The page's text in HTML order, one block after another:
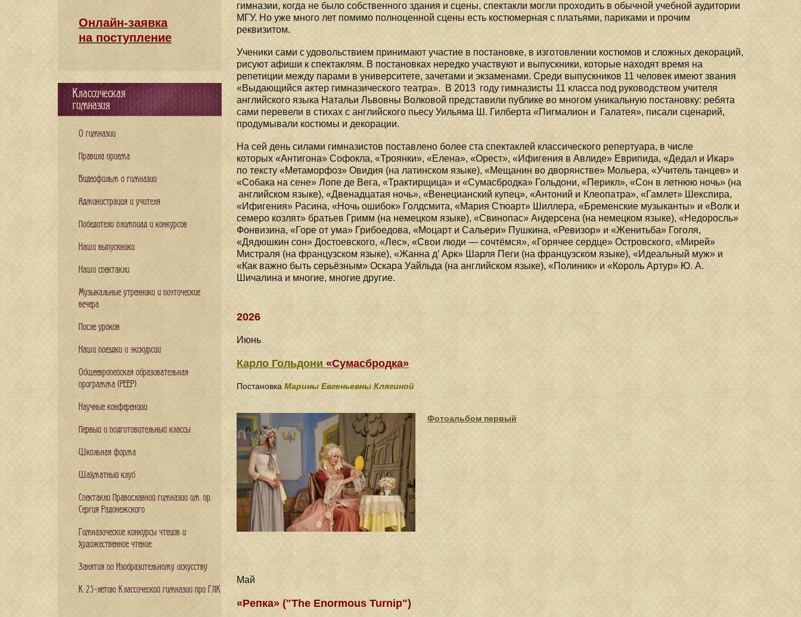
гимназии, когда не было собственного здания и сцены, спектакли могли проходить в обычной учебной аудитории
МГУ. Но уже много лет помимо полноценной сцены есть костюмерная с платьями, париками и прочим
реквизитом.
Ученики сами с удовольствием принимают участие в постановке, в изготовлении костюмов и сложных декораций,
рисуют афиши к спектаклям. В постановках нередко участвуют и выпускники, которые находят время на
репетиции между парами в университете, зачетами и экзаменами. Среди выпускников 11 человек имеют звания
«Выдающийся актер гимназического театра». В 2013 году гимназисты 11 класса под руководством учителя
английского языка Натальи Львовны Волковой представили публике во многом уникальную постановку: ребята
сами перевели в стихах с английского пьесу Уильяма Ш. Гилберта «Пигмалион и Галатея», писали сценарий,
продумывали костюмы и декорации.
На сей день силами гимназистов поставлено более ста спектаклей классического репертуара, в числе
которых «Антигона» Софокла, «Троянки», «Елена», «Орест», «Ифигения в Авлиде» Еврипида, «Дедал и Икар»
по тексту «Метаморфоз» Овидия (на латинском языке), «Мещанин во дворянстве» Мольера, «Учитель танцев» и
«Собака на сене» Лопе де Вега, «Трактирщица» и «Сумасбродка» Гольдони, «Перикл», «Сон в летнюю ночь» (на
английском языке), «Двенадцатая ночь», «Венецианский купец», «Антоний и Клеопатра», «Гамлет» Шекспира,
«Ифигения» Расина, «Ночь ошибок» Голдсмита, «Мария Стюарт» Шиллера, «Бременские музыканты» и «Волк и
семеро козлят» братьев Гримм (на немецком языке), «Свинопас» Андерсена (на немецком языке), «Недоросль»
Фонвизина, «Горе от ума» Грибоедова, «Моцарт и Сальери» Пушкина, «Ревизор» и «Женитьба» Гоголя,
«Дядюшкин сон» Достоевского, «Лес», «Свои люди — сочтёмся», «Горячее сердце» Островского, «Мирей»
Мистраля (на французском языке), «Жанна д’ Арк» Шарля Пеги (на французском языке), «Идеальный муж» и
«Как важно быть серьёзным» Оскара Уайльда (на английском языке), «Полиник» и «Король Артур» Ю. А.
Шичалина и многие, многие другие.
2026
Июнь
Карло Гольдони «Сумасбродка»
Постановка Марины Евгеньевны Клягиной
Фотоальбом первый
Май
«Репка» ("The Enormous Turnip")
Онлайн-заявка
на поступление
Классическая
гимназия
О гимназии
Правила приема
Видеофильм о гимназии
Администрация и учителя
Победители олимпиад и конкурсов
Наши выпускники
Наши спектакли
Музыкальные утренники и поэтические
вечера
После уроков
Наши поездки и экскурсии
Общеевропейская образовательная
программа (PEEP)
Научные конференции
Первый и подготовительный классы
Школьная форма
Шахматный клуб
Спектакли Православной гимназии им. пр.
Сергия Радонежского
Гимназические конкурсы чтецов и
художественное чтение
Занятия по Изобразительному искусству
К 25-летию Классической гимназии при ГЛК